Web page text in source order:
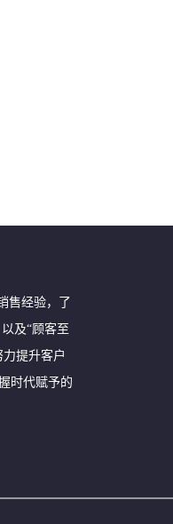
售经验，了
及“顾客至
提升客户
时代赋予的